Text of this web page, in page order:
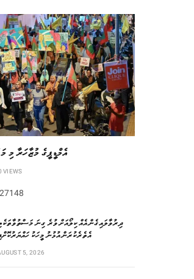
އެމްޑީޕީގެ މުޒާހަރާ މި މަހުގެ 13އަށް
VIEWS
‏ދިރުވާލައިގެން އެއް ކިލޯއަށް ވުރެ ގިނަ
އެތެރެކުރަން އުޅުނު މީހަކު
5, 2026